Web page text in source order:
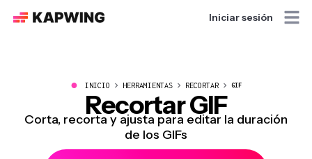
Iniciar sesión
● INICIO HERRAMIENTAS RECORTAR GIF
Recortar GIF
Corta, recorta y ajusta para editar la duración
de los GIFs